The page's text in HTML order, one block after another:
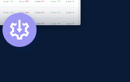
inventory id, Title, Rating,
Reviews count item, Initial